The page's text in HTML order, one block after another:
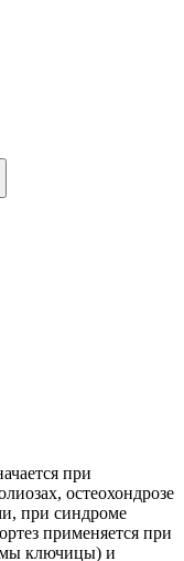
при
остеохондрозе
при синдроме
применяется при
ключицы) и